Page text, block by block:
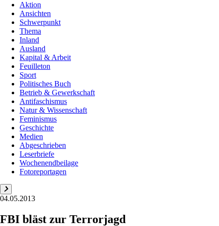
Aktion
Ansichten
Schwerpunkt
Thema
Inland
Ausland
Kapital & Arbeit
Feuilleton
Sport
Politisches Buch
Betrieb & Gewerkschaft
Antifaschismus
Natur & Wissenschaft
Feminismus
Geschichte
Medien
Abgeschrieben
Leserbriefe
Wochenendbeilage
Fotoreportagen
04.05.2013
FBI bläst zur Terrorjagd